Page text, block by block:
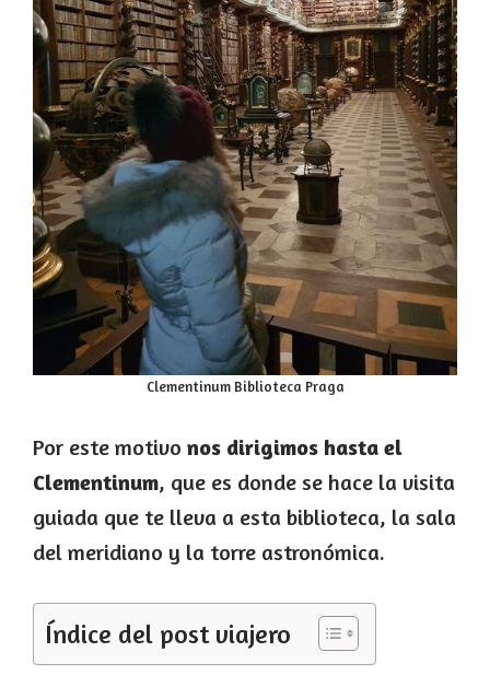
Clementinum Biblioteca Praga
Por este motivo nos dirigimos hasta el
Clementinum, que es donde se hace la visita
guiada que te lleva a esta biblioteca, la sala
del meridiano y la torre astronómica.
Índice del post viajero